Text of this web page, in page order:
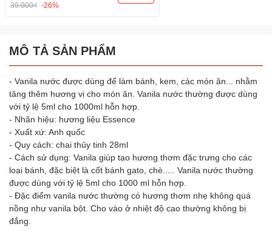
39.000₫ -26%
MÔ TẢ SẢN PHẨM
- Vanila nước được dùng để làm bánh, kem, các món ăn... nhằm
tăng thêm hương vị cho món ăn. Vanila nước thường được dùng
với tỷ lệ 5ml cho 1000ml hỗn hợp.
- Nhãn hiệu: hương liệu Essence
- Xuất xứ: Anh quốc
- Quy cách: chai thủy tinh 28ml
- Cách sử dụng: Vanila giúp tạo hương thơm đặc trưng cho các
loại bánh, đặc biệt là cốt bánh gato, chè..... Vanila nước thường
được dùng với tỷ lệ 5ml cho 1000 ml hỗn hợp.
- Đặc điểm vanila nước thường có hương thơm nhẹ không quá
nồng như vanila bột. Cho vào ở nhiệt độ cao thường không bị
đắng.